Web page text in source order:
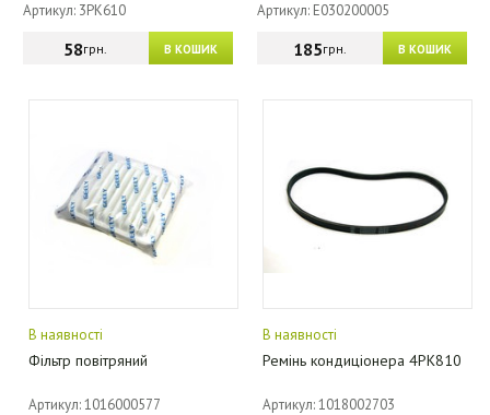
Артикул: 3PK610
В КОШИК
58грн.
Артикул: E030200005
В КОШИК
185грн.
В наявності
Фільтр повітряний
Артикул: 1016000577
В наявності
Ремінь кондиціонера 4PK810
Артикул: 1018002703